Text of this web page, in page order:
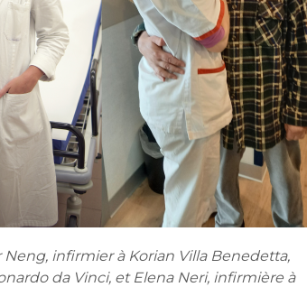
infirmier à Korian Villa Benedetta,
da Vinci, et Elena Neri, infirmière à